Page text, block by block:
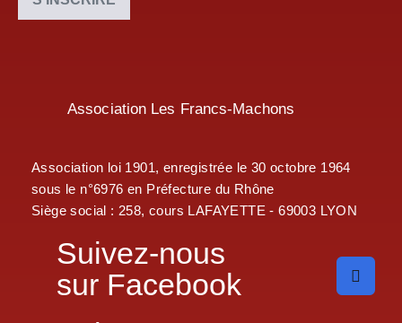
Association Les Francs-Machons
Association loi 1901, enregistrée le 30 octobre 1964
sous le n°6976 en Préfecture du Rhône
Siège social : 258, cours LAFAYETTE - 69003 LYON
Suivez-nous
sur Facebook